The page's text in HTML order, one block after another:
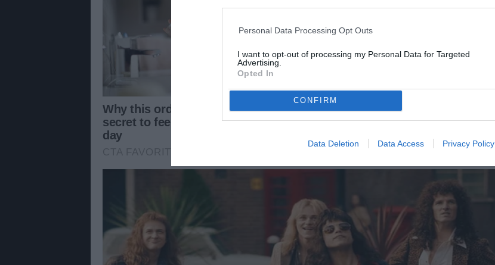
Personal Data Processing Opt Outs
I want to opt-out of processing my Personal Data for Targeted
Advertising.
Opted In
CONFIRM
Data Deletion Data Access Privacy Policy